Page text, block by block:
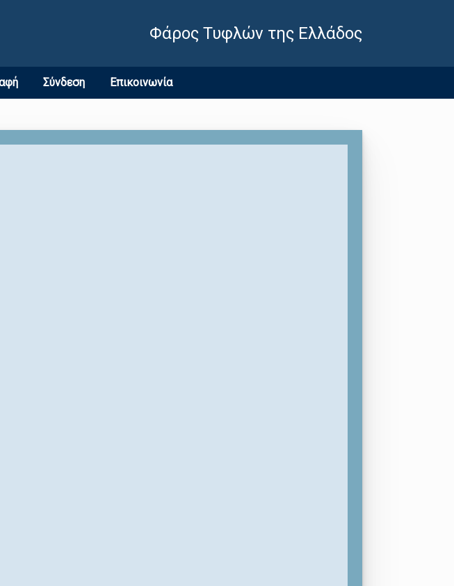
Φάρος Τυφλών της Ελλάδος
Σύνδεση Επικοινωνία